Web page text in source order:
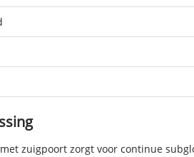
zuigpoort zorgt voor continue